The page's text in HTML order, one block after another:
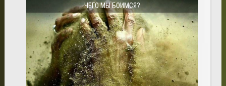
ЧЕГО МЫ БОИМСЯ?